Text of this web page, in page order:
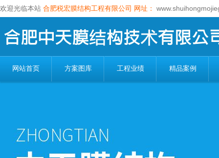
欢迎光临本站 合肥税宏膜结构工程有限公司 网址：
网站首页 方案图库 工程业绩 精品案例